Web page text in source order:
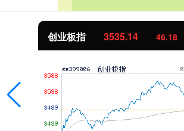
创业板指 3535.14 46.18